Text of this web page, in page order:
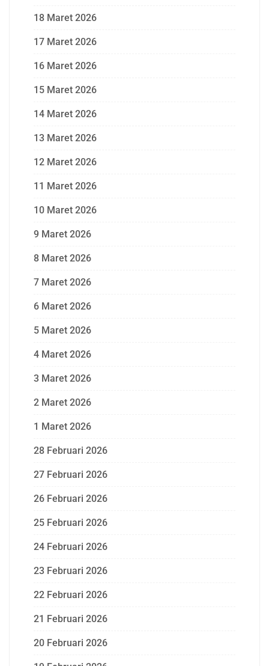
18 Maret 2026
17 Maret 2026
16 Maret 2026
15 Maret 2026
14 Maret 2026
13 Maret 2026
12 Maret 2026
11 Maret 2026
10 Maret 2026
9 Maret 2026
8 Maret 2026
7 Maret 2026
6 Maret 2026
5 Maret 2026
4 Maret 2026
3 Maret 2026
2 Maret 2026
1 Maret 2026
28 Februari 2026
27 Februari 2026
26 Februari 2026
25 Februari 2026
24 Februari 2026
23 Februari 2026
22 Februari 2026
21 Februari 2026
20 Februari 2026